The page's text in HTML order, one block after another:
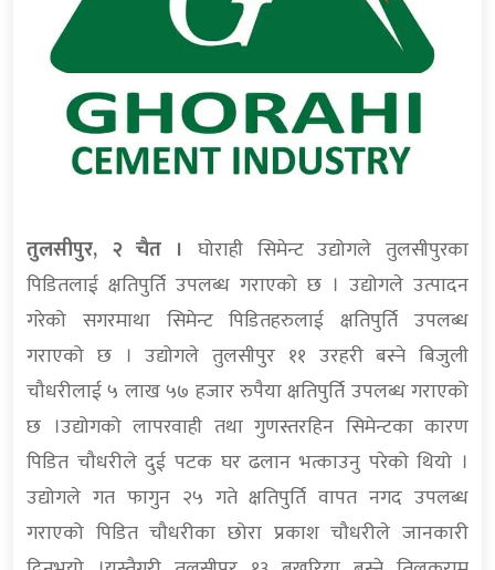
तुलसीपुर, २ चैत । घोराही सिमेन्ट उद्योगले तुलसीपुरका
पिडितलाई क्षतिपुर्ति उपलब्ध गराएको छ । उद्योगले उत्पादन
गरेको सगरमाथा सिमेन्ट पिडितहरुलाई क्षतिपुर्ति उपलब्ध
गराएको छ । उद्योगले तुलसीपुर ११ उरहरी बस्ने बिजुली
चौधरीलाई ५ लाख ५७ हजार रुपैया क्षतिपुर्ति उपलब्ध गराएको
छ ।उद्योगको लापरवाही तथा गुणस्तरहिन सिमेन्टका कारण
पिडित चौधरीले दुई पटक घर ढलान भत्काउनु परेको थियो ।
उद्योगले गत फागुन २५ गते क्षतिपुर्ति वापत नगद उपलब्ध
गराएको पिडित चौधरीका छोरा प्रकाश चौधरीले जानकारी